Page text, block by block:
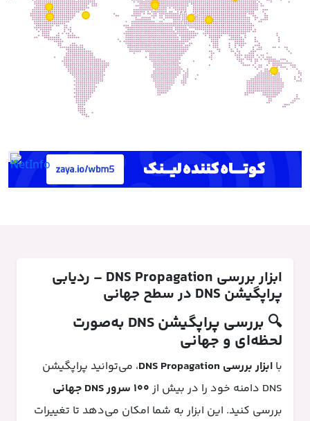
ابزار بررسی DNS Propagation – ردیابی
پراپگیشن DNS در سطح جهانی
🔍 بررسی پراپگیشن DNS به‌صورت
لحظه‌ای و جهانی
با ابزار بررسی DNS Propagation
، می‌توانید پراپگیشن
DNS دامنه خود را در بیش از
۱۰۰ سرور DNS جهانی
بررسی کنید. این ابزار به شما امکان می‌دهد تا تغییرات